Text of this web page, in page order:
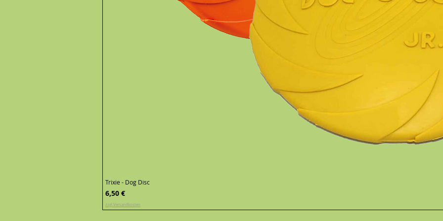
Trixie - Dog Disc
Preis
6,50 €
zzgl.Versandkosten